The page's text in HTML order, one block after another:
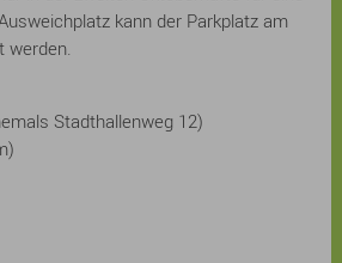
kann der Parkplatz am
werden.
Stadthallenweg 12)